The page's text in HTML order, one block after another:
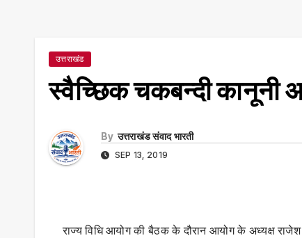
उत्तराखंड
स्वैच्छिक चकबन्दी कानूनी
By उत्तराखंड संवाद भारती
SEP 13, 2019
राज्य विधि आयोग की बैठक के दौरान आयोग के अध्यक्ष